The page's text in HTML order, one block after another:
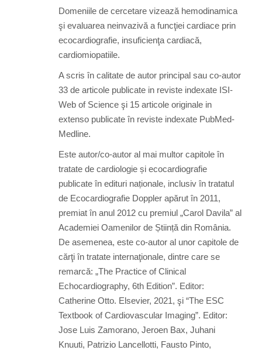
Domeniile de cercetare vizează hemodinamica
şi evaluarea neinvazivă a funcţiei cardiace prin
ecocardiografie, insuficienţa cardiacă,
cardiomiopatiile.
A scris în calitate de autor principal sau co-autor
33 de articole publicate in reviste indexate ISI-
Web of Science şi 15 articole originale in
extenso publicate în reviste indexate PubMed-
Medline.
Este autor/co-autor al mai multor capitole în
tratate de cardiologie și ecocardiografie
publicate în edituri naționale, inclusiv în tratatul
de Ecocardiografie Doppler apărut în 2011,
premiat în anul 2012 cu premiul „Carol Davila” al
Academiei Oamenilor de Știință din România.
De asemenea, este co-autor al unor capitole de
cărţi în tratate internaţionale, dintre care se
remarcă: „The Practice of Clinical
Echocardiography, 6th Edition”. Editor:
Catherine Otto. Elsevier, 2021, şi “The ESC
Textbook of Cardiovascular Imaging”. Editor:
Jose Luis Zamorano, Jeroen Bax, Juhani
Knuuti, Patrizio Lancellotti, Fausto Pinto,